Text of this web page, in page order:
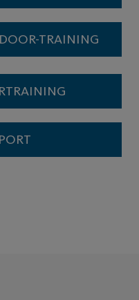
TRAINING